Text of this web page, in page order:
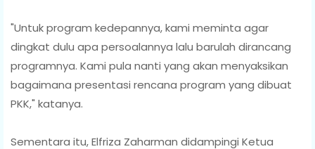
"Untuk program kedepannya, kami meminta agar
dingkat dulu apa persoalannya lalu barulah dirancang
programnya. Kami pula nanti yang akan menyaksikan
bagaimana presentasi rencana program yang dibuat
PKK," katanya.
Sementara itu, Elfriza Zaharman didampingi Ketua